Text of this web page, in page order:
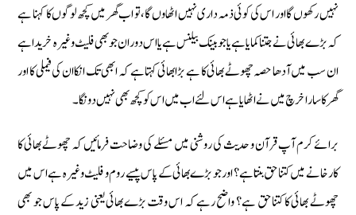
نہیں رکھوں گا اور اس کی کوئی ذمہ داری نہیں اٹھاوں گا، تو اب گھر میں کچھ لوگوں کا کہنا ہے
کہ بڑے بھائی نے جتنا کمایا ہے یا جو بینک بیلنس ہے یا اس دوران جو بھی فلیٹ وغیرہ خریدا ہے
ان سب میں آدھا حصہ چھوٹے بھائی کا ہے بڑا بھائی کہتا ہے کہ ابھی تک انکا ان کی فیملی کا اور
گھر کا سارا خرچ میں نے اٹھایا ہے اس لئے اب میں اس کو کچھ بھی نہیں دونگا ۔
برائے کرم آپ قرآن و حدیث کی روشنی میں مسئلے کی وضاحت فرمائیں کہ چھوٹے بھائی کا
کارخانے میں کتنا حق بنتا ہے؟ اور جو بڑے بھائی کے پاس پیسے روم و فلیٹ وغیرہ ہے اس میں
چھوٹے بھائی کا کتنا حق ہے؟ واضح رہے کہ اس وقت بڑے بھائی یعنی زید کے پاس جو بھی